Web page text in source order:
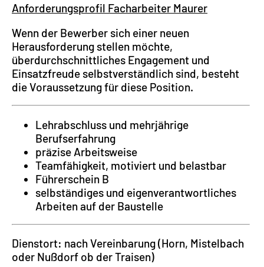
Anforderungsprofil Facharbeiter Maurer
Wenn der Bewerber sich einer neuen
Herausforderung stellen möchte,
überdurchschnittliches Engagement und
Einsatzfreude selbstverständlich sind, besteht
die Voraussetzung für diese Position.
Lehrabschluss und mehrjährige
Berufserfahrung
präzise Arbeitsweise
Teamfähigkeit, motiviert und belastbar
Führerschein B
selbständiges und eigenverantwortliches
Arbeiten auf der Baustelle
Dienstort: nach Vereinbarung (Horn, Mistelbach
oder Nußdorf ob der Traisen)